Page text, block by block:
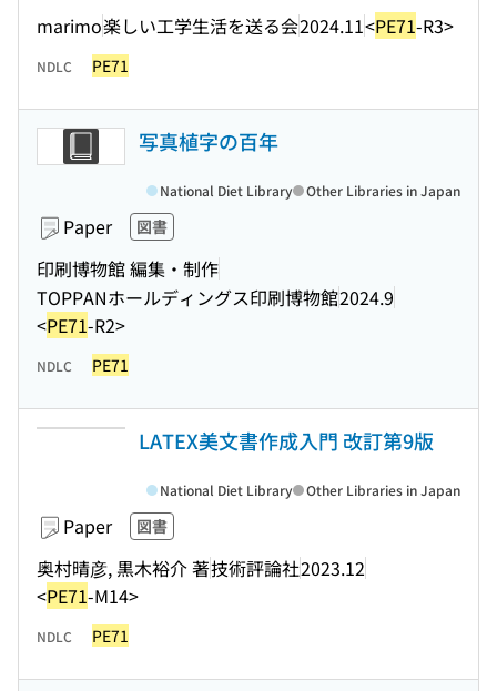
marimo楽しい工学生活を送る会2024.11<PE71-R3>
NDLC PE71
写真植字の百年
Paper 図書
印刷博物館 編集・制作
TOPPANホールディングス印刷博物館2024.9
<PE71-R2>
National Diet Library Other Libraries in Japan
NDLC PE71
LATEX美文書作成入門 改訂第9版
Paper 図書
奥村晴彦, 黒木裕介 著技術評論社2023.12
<PE71-M14>
National Diet Library Other Libraries in Japan
NDLC PE71